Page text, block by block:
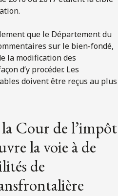
que le Département du
sur le bien-fondé,
la modification des
d’y procéder. Les
doivent être reçus au plus
Cour de l’impôt
la voie à de
de